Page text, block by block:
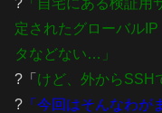
定されたグローバル
タなどない…」
?「 けど、外からSSH
? 「今回はそんなわが